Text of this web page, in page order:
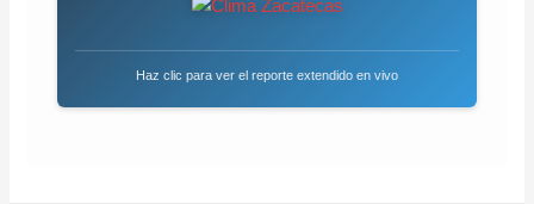
Haz clic para ver el reporte extendido en vivo